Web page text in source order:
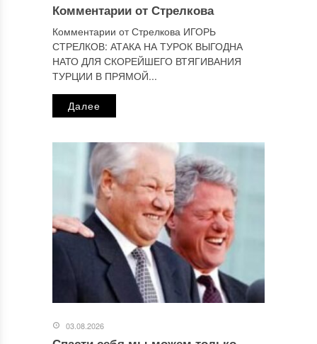
Комментарии от Стрелкова
Комментарии от Стрелкова ИГОРЬ
СТРЕЛКОВ: АТАКА НА ТУРОК ВЫГОДНА
НАТО ДЛЯ СКОРЕЙШЕГО ВТЯГИВАНИЯ
ТУРЦИИ В ПРЯМОЙ...
Далее
03.08.2026